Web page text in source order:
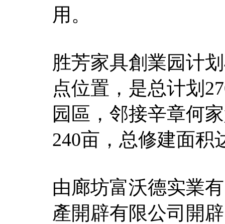
用。
胜芳家具創業园计
点位置，是总计划
园區，邻接辛章何
240亩，总修建面积
由廊坊富沃德实業
產開辟有限公司開